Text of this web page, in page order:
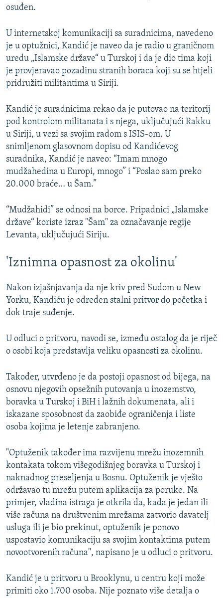
osuđen.
U internetskoj komunikaciji sa suradnicima, navedeno
je u optužnici, Kandić je naveo da je radio u graničnom
uredu „Islamske države“ u Turskoj i da je dio tima koji
je provjeravao pozadinu stranih boraca koji su se htjeli
pridružiti militantima u Siriji.
Kandić je suradnicima rekao da je putovao na teritorij
pod kontrolom militanata i s njega, uključujući Rakku
u Siriji, u vezi sa svojim radom s ISIS-om. U
snimljenom glasovnom dopisu od Kandićevog
suradnika, Kandić je naveo: “Imam mnogo
mudžahedina u Europi, mnogo” i “Poslao sam preko
20.000 braće… u Šam.”
“Mudžahidi” se odnosi na borce. Pripadnici „Islamske
države“ koriste izraz "Šam" za označavanje regije
Levanta, uključujući Siriju.
'Iznimna opasnost za okolinu'
Nakon izjašnjavanja da nje kriv pred Sudom u New
Yorku, Kandiću je određen stalni pritvor do početka i
dok traje suđenje.
U odluci o pritvoru, navodi se, između ostalog da je riječ
o osobi koja predstavlja veliku opasnosti za okolinu.
Također, utvrđeno je da postoji opasnost od bijega, na
osnovu njegovih opsežnih putovanja u inozemstvo,
boravka u Turskoj i BiH i lažnih dokumenata, ali i
iskazane sposobnost da zaobiđe ograničenja i liste
osoba kojima je letenje zabranjeno.
"Optuženik također ima razvijenu mrežu inozemnih
kontakata tokom višegodišnjeg boravka u Turskoj i
naknadnog preseljenja u Bosnu. Optuženik je vješto
održavao tu mrežu putem aplikacija za poruke. Na
primjer, vladina istraga je otkrila da, kada je jedan ili
više računa na društvenim mrežama zatvorio davatelj
usluga ili je bio prekinut, optuženik je ponovo
uspostavio komunikaciju sa svojim kontaktima putem
novootvorenih računa", napisano je u odluci o pritvoru.
Kandić je u pritvoru u Brooklynu, u centru koji može
primiti oko 1.700 osoba. Nije poznato više detalja o